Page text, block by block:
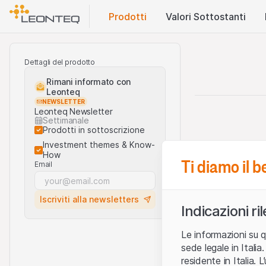
Prodotti Valori Sottostanti
Dettagli del prodotto
Rimani informato con
Leonteq
NEWSLETTER
Leonteq Newsletter
Settimanale
Prodotti in sottoscrizione
Investment themes & Know-
How
Email
Iscriviti alla newsletters
Ti diamo il
Indicazioni
Le informazioni su
sede legale in
residente in Italia.